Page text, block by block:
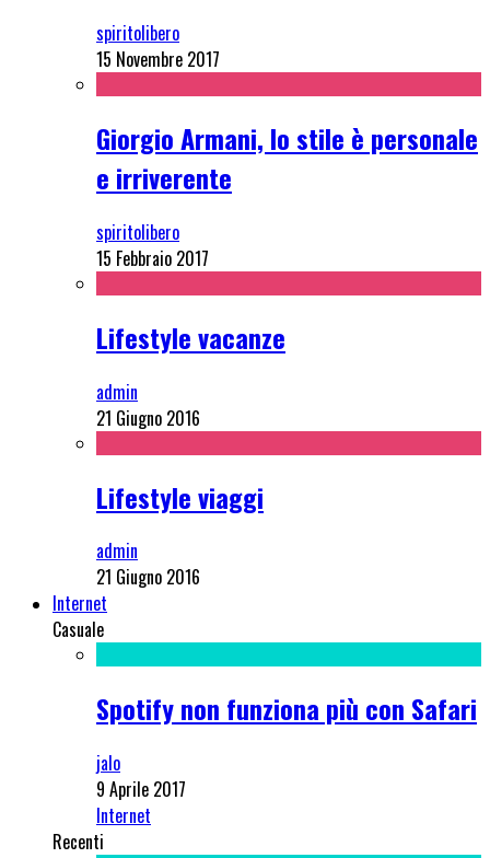
spiritolibero
15 Novembre 2017
Giorgio Armani, lo stile è personale
e irriverente
spiritolibero
15 Febbraio 2017
Lifestyle vacanze
admin
21 Giugno 2016
Lifestyle viaggi
admin
21 Giugno 2016
Internet
Casuale
Spotify non funziona più con Safari
jalo
9 Aprile 2017
Internet
Recenti